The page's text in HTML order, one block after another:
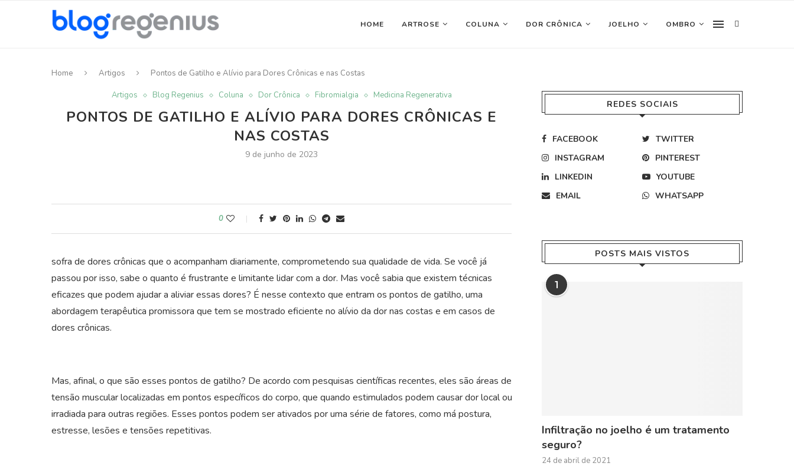
HOME ARTROSE COLUNA DOR CRÔNICA JOELHO OMBRO
Home Artigos Pontos de Gatilho e Alívio para Dores Crônicas e nas Costas
Artigos Blog Regenius Coluna Dor Crônica Fibromialgia Medicina Regenerativa
PONTOS DE GATILHO E ALÍVIO PARA DORES CRÔNICAS E
NAS COSTAS
9 de junho de 2023
0
sofra de dores crônicas que o acompanham diariamente, comprometendo sua qualidade de vida. Se você já
passou por isso, sabe o quanto é frustrante e limitante lidar com a dor. Mas você sabia que existem técnicas
eficazes que podem ajudar a aliviar essas dores? É nesse contexto que entram os pontos de gatilho, uma
abordagem terapêutica promissora que tem se mostrado eficiente no alívio da dor nas costas e em casos de
dores crônicas.
Mas, afinal, o que são esses pontos de gatilho? De acordo com pesquisas científicas recentes, eles são áreas de
tensão muscular localizadas em pontos específicos do corpo, que quando estimulados podem causar dor local ou
irradiada para outras regiões. Esses pontos podem ser ativados por uma série de fatores, como má postura,
estresse, lesões e tensões repetitivas.
REDES SOCIAIS
FACEBOOK
TWITTER
INSTAGRAM
PINTEREST
LINKEDIN
YOUTUBE
EMAIL
WHATSAPP
POSTS MAIS VISTOS
1
Infiltração no joelho é um tratamento
seguro?
24 de abril de 2021